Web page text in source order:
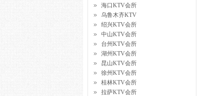
海口KTV会所
乌鲁木齐KTV
绍兴KTV会所
中山KTV会所
台州KTV会所
湖州KTV会所
昆山KTV会所
徐州KTV会所
桂林KTV会所
拉萨KTV会所